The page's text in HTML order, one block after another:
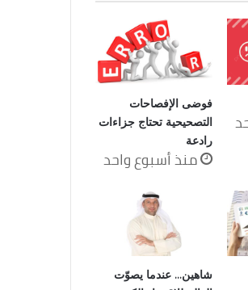
فوضى الإفصاحات
التصحيحية تحتاج جزاءات
رادعة
منذ أسبوع واحد
شاهين… عندما يصوّت